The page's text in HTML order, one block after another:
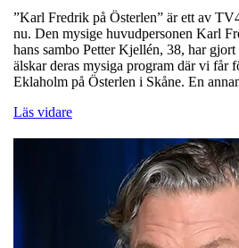
”Karl Fredrik på Österlen” är ett av
nu. Den mysige huvudpersonen Karl
hans sambo Petter Kjellén, 38, har gjort
älskar deras mysiga program där vi får
Eklaholm på Österlen i Skåne. En
Läs vidare